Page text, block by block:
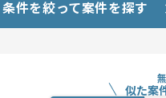
条件を絞って案件を探す
似た案